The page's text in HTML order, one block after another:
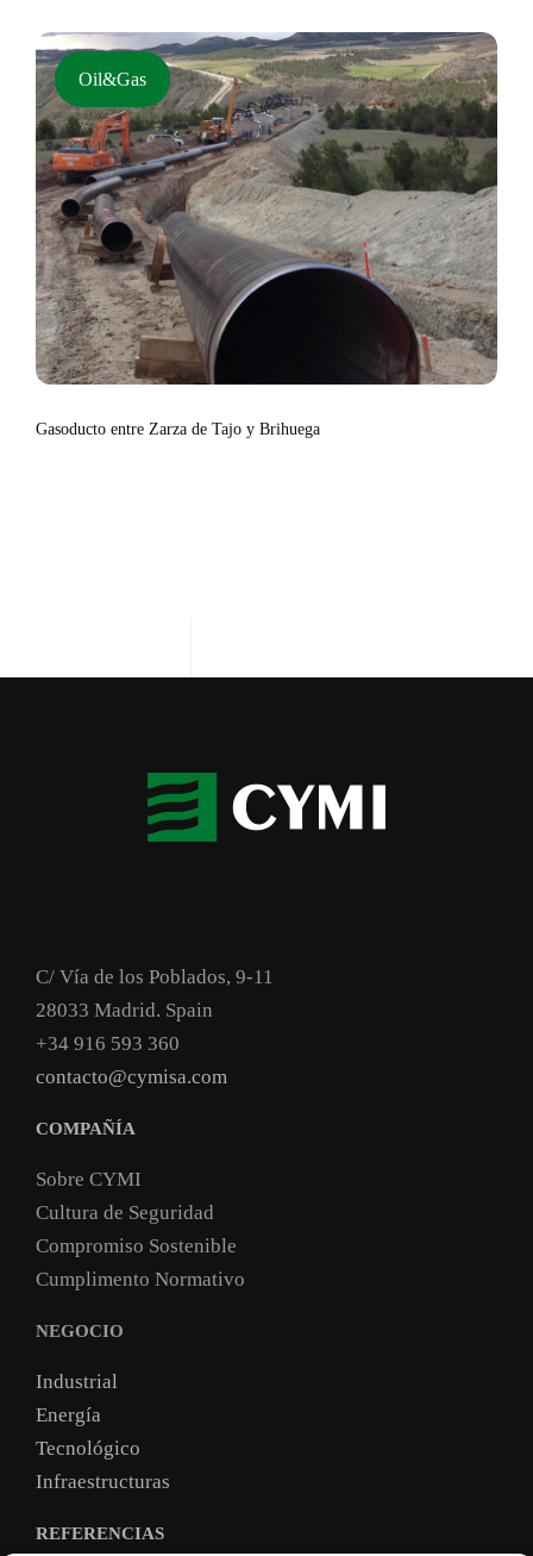
Oil&Gas
Gasoducto entre Zarza de Tajo y Brihuega
C/ Vía de los Poblados, 9-11
28033 Madrid. Spain
+34 916 593 360
contacto@cymisa.com
COMPAÑÍA
Sobre CYMI
Cultura de Seguridad
Compromiso Sostenible
Cumplimento Normativo
NEGOCIO
Industrial
Energía
Tecnológico
Infraestructuras
REFERENCIAS